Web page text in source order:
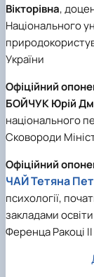
Вікторівна,
Національного
України
Офіційний
БОЙЧУК Юрій
національного
Сковороди
Офіційний
ЧАЙ Тетяна
психології,
закладами
Ференца Ракоці ІІ